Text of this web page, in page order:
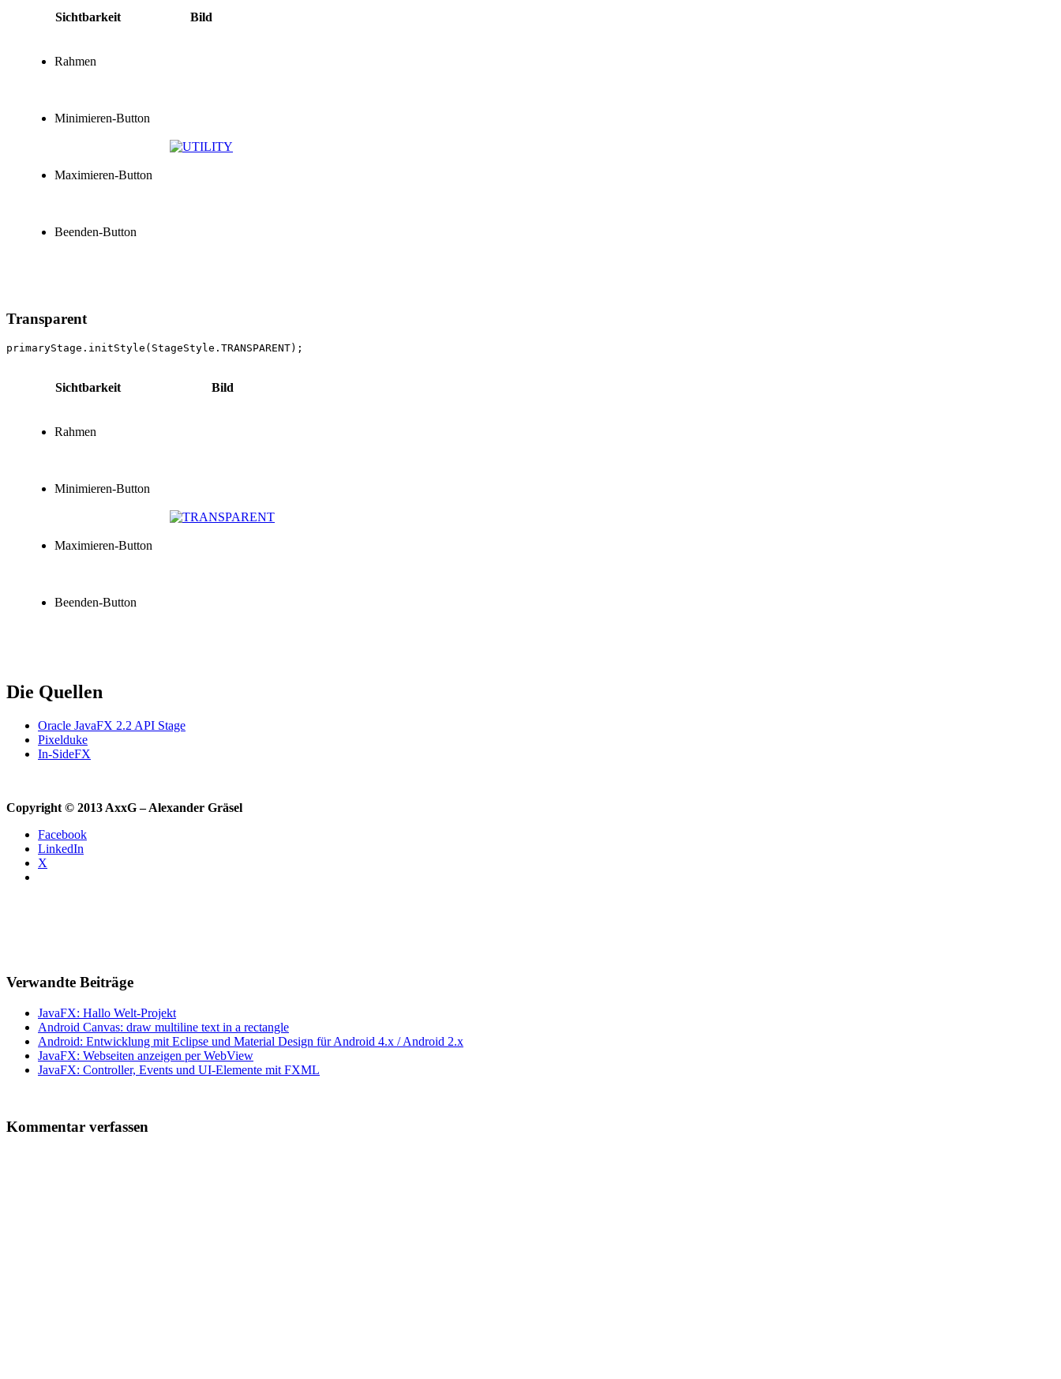
Sichtbarkeit Bild
Rahmen
Minimieren-Button
Maximieren-Button
Beenden-Button
Transparent
Sichtbarkeit Bild
Rahmen
Minimieren-Button
Maximieren-Button
Beenden-Button
Die Quellen
Oracle JavaFX 2.2 API Stage
Pixelduke
In-SideFX
Copyright © 2013 AxxG – Alexander Gräsel
Facebook
LinkedIn
X
Verwandte Beiträge
JavaFX: Hallo Welt-Projekt
Android Canvas: draw multiline text in a rectangle
Android: Entwicklung mit Eclipse und Material Design für Android 4.x / Android 2.x
JavaFX: Webseiten anzeigen per WebView
JavaFX: Controller, Events und UI-Elemente mit FXML
Kommentar verfassen